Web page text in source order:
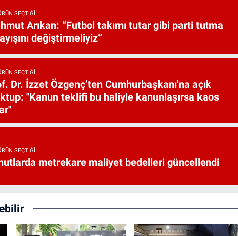
SEÇTIĞI
Arıkan: “Futbol takımı tutar gibi parti tutma
değiştirmeliyiz”
SEÇTIĞI
Dr. İzzet Özgenç’ten Cumhurbaşkanı'na açık
"Kanun teklifi bu haliyle kanunlaşırsa kaos
SEÇTIĞI
metrekare maliyet bedelleri güncellendi